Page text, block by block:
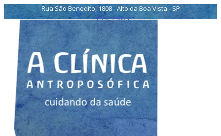
Rua São Benedito, 1808 - Alto da Boa Vista - SP
11 5524 9054